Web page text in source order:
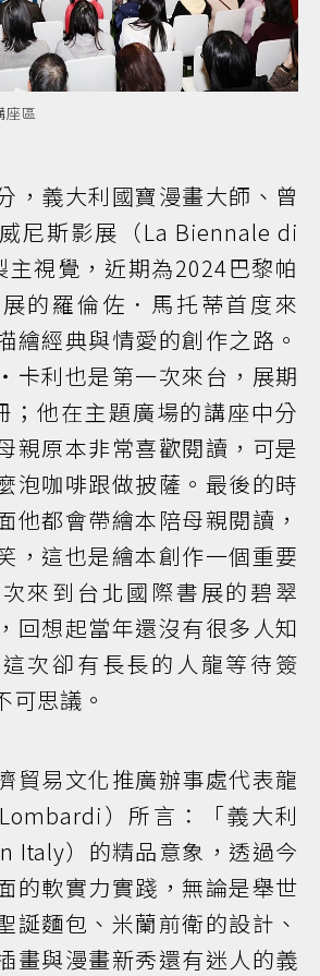
座區
，義大利國寶漫畫大師、曾
尼斯影展（La Biennale di
視覺，近期為2024巴黎帕
的羅倫佐．馬托蒂首度來
繪經典與情愛的創作之路。
卡利也是第一次來台，展期
；他在主題廣場的講座中分
親原本非常喜歡閱讀，可是
泡咖啡跟做披薩。最後的時
他都會帶繪本陪母親閱讀，
，這也是繪本創作一個重要
來到台北國際書展的碧翠
回想起當年還沒有很多人知
次卻有長長的人龍等待簽
可思議。
貿易文化推廣辦事處代表龍
）所言：「義大利
Italy）的精品意象，透過今
的軟實力實踐，無論是舉世
誕麵包、米蘭前衛的設計、
畫與漫畫新秀還有迷人的義